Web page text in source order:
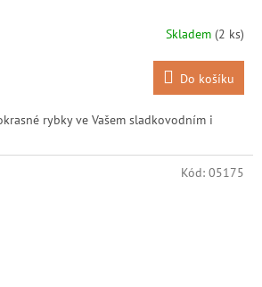
Skladem (2 ks)
Do košíku
rybky ve Vašem sladkovodním i
Kód: 05175